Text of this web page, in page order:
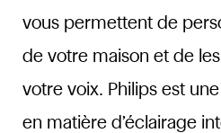
vous permettent de
de votre maison et de
votre voix. Philips est
en matière d’éclairage